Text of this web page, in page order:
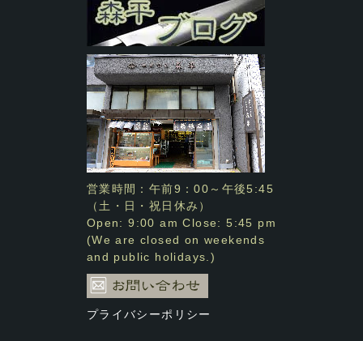
営業時間：午前9：00～午後5:45
（土・日・祝日休み）
Open: 9:00 am Close: 5:45 pm
(We are closed on weekends
and public holidays.)
プライバシーポリシー